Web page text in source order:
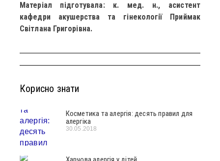
Матеріал підготувала: к. мед. н., асистент
кафедри акушерства та гінекології Приймак
Світлана Григорівна.
Корисно знати
Косметика та алергія: десять правил для
алергіка
30.05.2018